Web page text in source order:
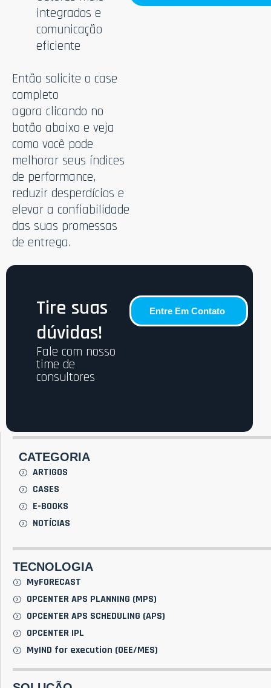
integrados e
comunicação
eficiente
Então solicite o case
completo
agora clicando no
botão abaixo e veja
como você pode
melhorar seus índices
de performance,
reduzir desperdícios e
elevar a confiabilidade
das suas promessas
de entrega.
Tire suas
dúvidas!
Fale com nosso
time de
consultores
Entre Em Contato
CATEGORIA
ARTIGOS
CASES
E-BOOKS
NOTÍCIAS
TECNOLOGIA
MyFORECAST
OPCENTER APS PLANNING (MPS)
OPCENTER APS SCHEDULING (APS)
OPCENTER IPL
MyIND for execution (OEE/MES)